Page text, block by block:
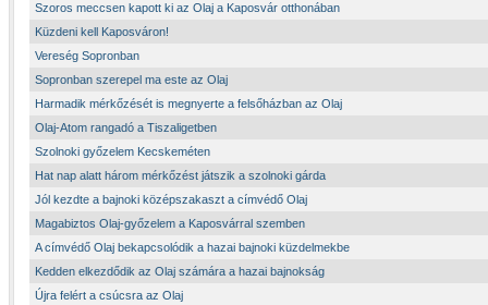
Szoros meccsen kapott ki az Olaj a Kaposvár otthonában
Küzdeni kell Kaposváron!
Vereség Sopronban
Sopronban szerepel ma este az Olaj
Harmadik mérkőzését is megnyerte a felsőházban az Olaj
Olaj-Atom rangadó a Tiszaligetben
Szolnoki győzelem Kecskeméten
Hat nap alatt három mérkőzést játszik a szolnoki gárda
Jól kezdte a bajnoki középszakaszt a címvédő Olaj
Magabiztos Olaj-győzelem a Kaposvárral szemben
A címvédő Olaj bekapcsolódik a hazai bajnoki küzdelmekbe
Kedden elkezdődik az Olaj számára a hazai bajnokság
Újra felért a csúcsra az Olaj